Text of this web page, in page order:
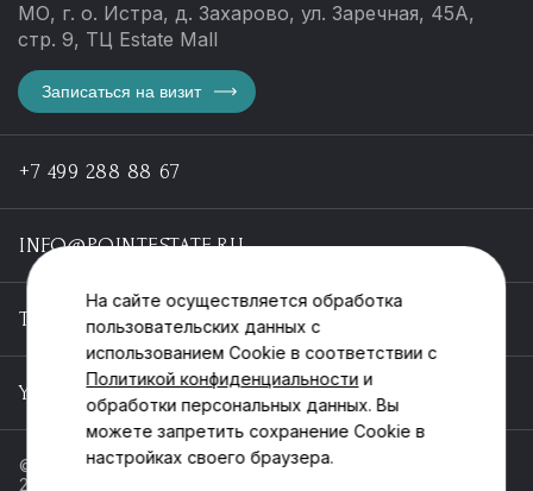
МО, г. о. Истра, д. Захарово, ул. Заречная, 45А,
стр. 9, ТЦ Estate Mall
Записаться на визит
+7 499 288 88 67
INFO@POINTESTATE.RU
TELEGRAM
YOUTUBE
© ООО «Пойнт эстейт», ИНН 55546464612,
2013-2025
На сайте осуществляется обработка
пользовательских данных с
использованием Cookie в соответствии с
Политикой конфиденциальности и
обработки персональных данных. Вы
можете запретить сохранение Cookie в
настройках своего браузера.